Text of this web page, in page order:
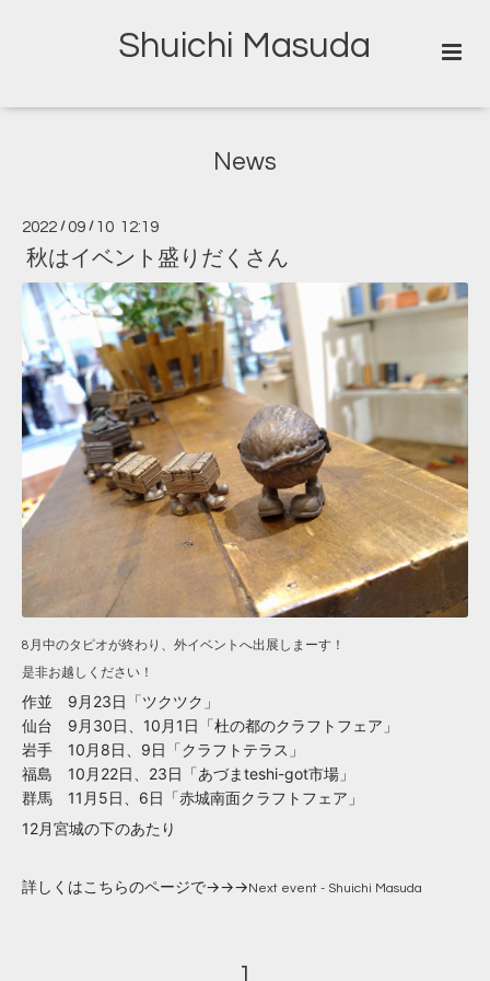
Shuichi Masuda
News
2022 /09 / 10 12:19
秋はイベント盛りだくさん
8月中のタピオが終わり、外イベントへ出展しまーす！
是非お越しください！
作並 9月23日「ツクツク」
仙台 9月30日、10月1日「杜の都のクラフトフェア」
岩手 10月8日、9日「クラフトテラス」
福島 10月22日、23日「あづまteshi-got市場」
群馬 11月5日、6日「赤城南面クラフトフェア」
12月宮城の下のあたり
詳しくはこちらのページで→→→ Next event - Shuichi Masuda